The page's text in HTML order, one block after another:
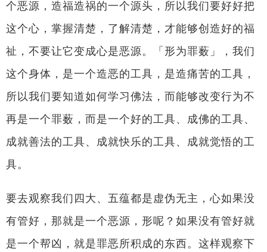
个恶源，造福造祸的一个源头，所以我们要好好把
这个心，掌握清楚，了解清楚，才能够创造好的福
祉，不要让它变成心是恶源。「形为罪薮」，我们
这个身体，是一个造恶的工具，是造痛苦的工具，
所以我们要知道如何学习佛法，而能够改变行为不
再是一个罪薮，而是一个好的工具、成佛的工具、
成就善法的工具、成就快乐的工具、成就觉悟的工
具。
要去观察我们四大、五蕴都是虚伪无主，心如果没
有管好，那就是一个恶源，形呢？如果没有管好就
是一个帮凶，就是罪恶所积成的东西。这样观察下